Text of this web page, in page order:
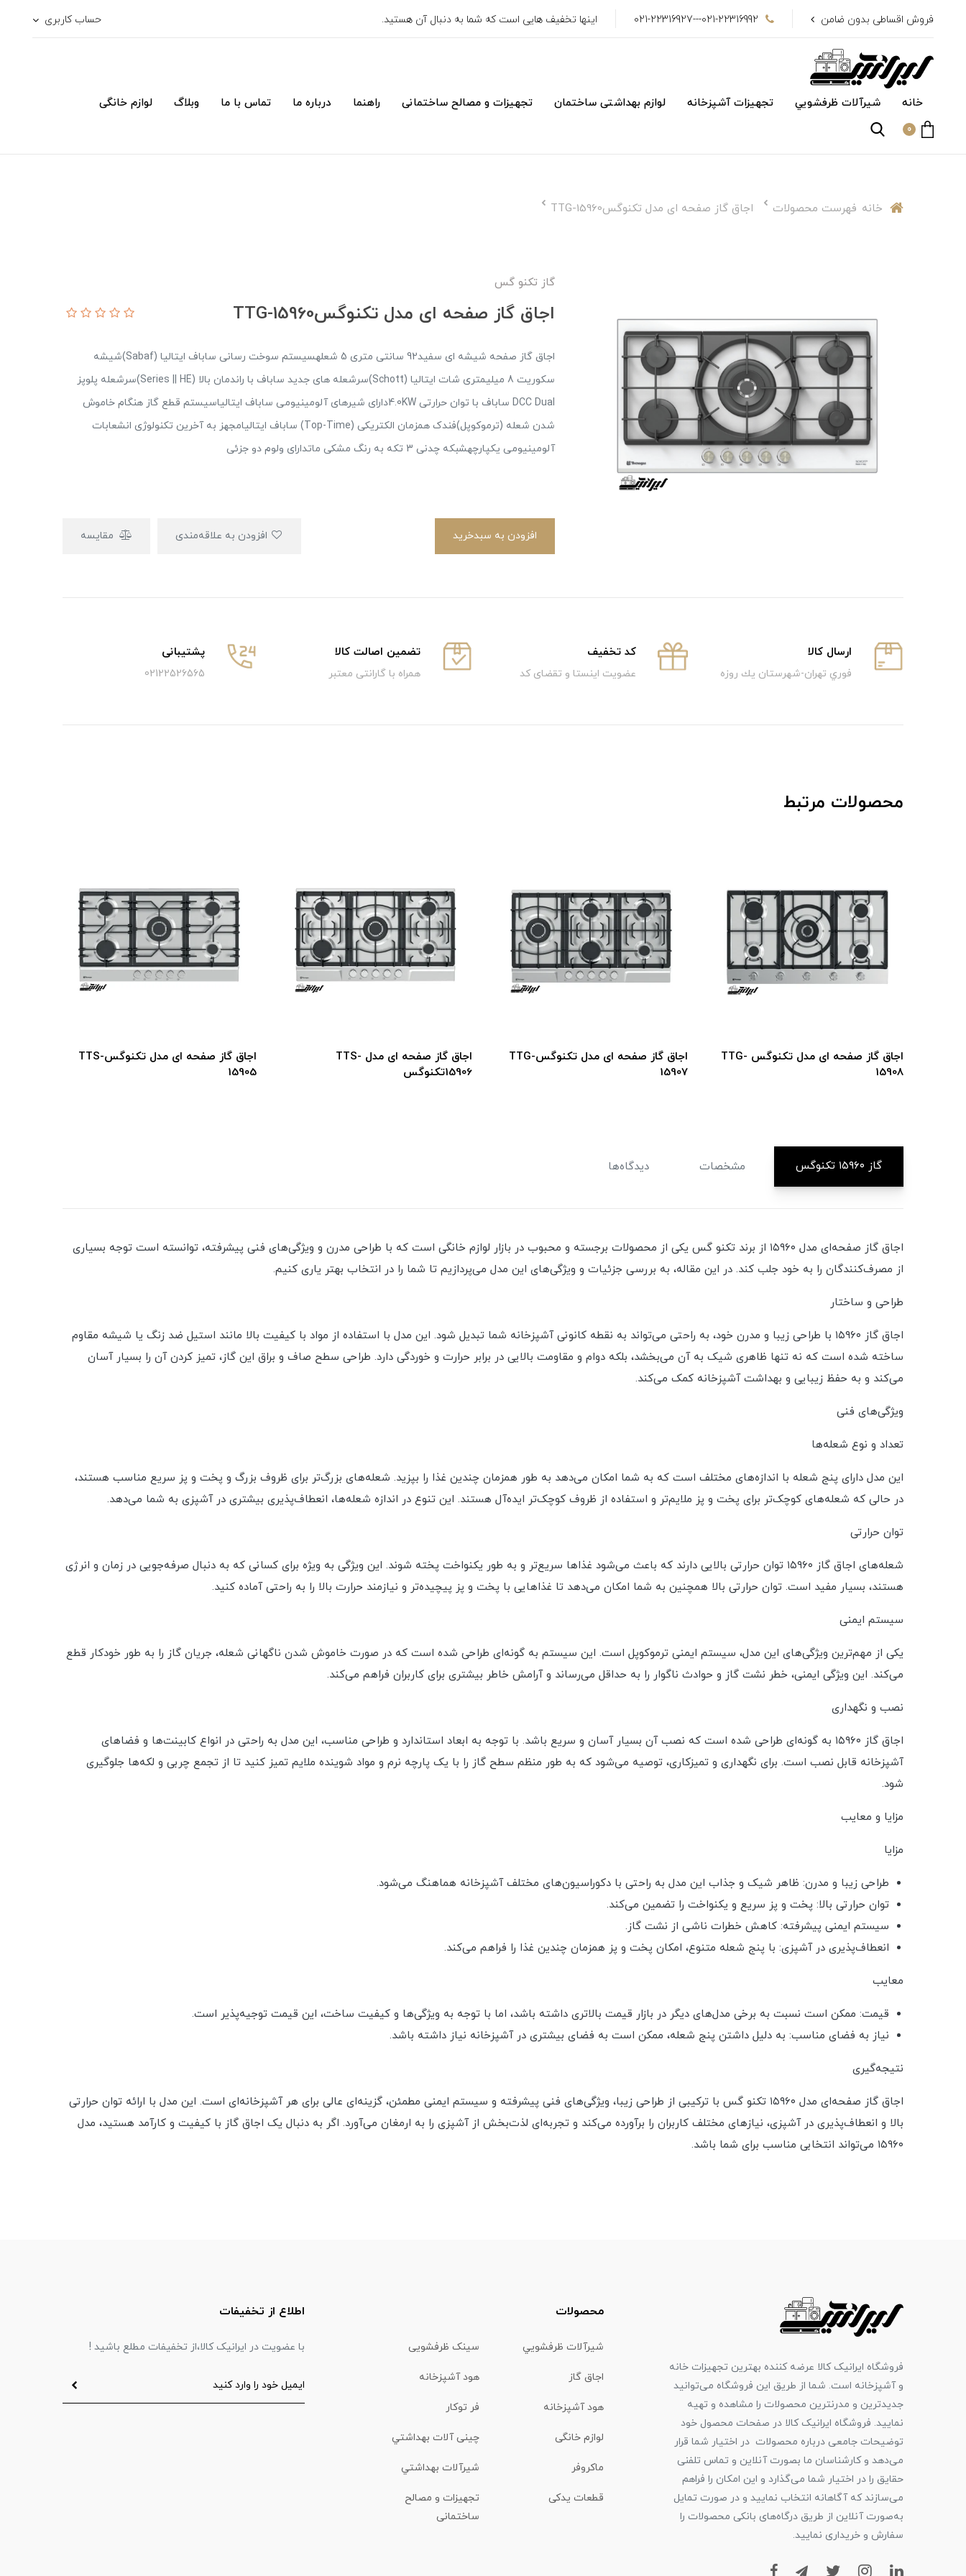
فروش اقساطی بدون ضامن 021-22316992---021-22316927 اینها تخفیف هایی است که شما به دنبال آن هستید. حساب کاربری
خانه شیرآلات ظرفشويي تجهیزات آشپزخانه لوازم بهداشتی ساختمان تجهیزات و مصالح ساختمانی راهنما درباره ما تماس با ما وبلاگ لوازم خانگی
0
خانه فهرست محصولات اجاق گاز صفحه ای مدل تکنوگسTTG-15960
گاز تکنو گس
اجاق گاز صفحه ای مدل تکنوگسTTG-15960
اجاق گاز صفحه شیشه ای سفید92 سانتی متری 5 شعلهسیستم سوخت رسانی ساباف ایتالیا (Sabaf)شیشه
سکوریت 8 میلیمتری شات ایتالیا (Schott)سرشعله های جدید ساباف با راندمان بالا (Series || HE)سرشعله پلوپز
DCC Dual ساباف با توان حرارتی 4.0KWدارای شیرهای آلومینیومی ساباف ایتالیاسیستم قطع گاز هنگام خاموش
شدن شعله (ترموکوپل)فندک همزمان الکتریکی (Top-Time) ساباف ایتالیامجهز به آخرین تکنولوژی انشعابات
آلومینیومی یکپارچهشبکه چدنی 3 تکه به رنگ مشکی ماتدارای ولوم دو جزئی
افزودن به سبدخرید مقایسه
ارسال كالا
فوري تهران-شهرستان يك روزه
كد تخفيف
عضویت اینستا و تقضای کد
تضمین اصالت کالا
همراه با گارانتی معتبر
پشتیبانی
02122526565
محصولات مرتبط
اجاق گاز صفحه ای مدل تکنوگس TTG-
15908
اجاق گاز صفحه ای مدل تکنوگسTTG-
15907
اجاق گاز صفحه ای مدل TTS-
15906تکنوگس
اجاق گاز صفحه ای مدل تکنوگسTTS-
15905
گاز ۱۵۹۶۰ تکنوگس مشخصات دیدگاه‌ها
اجاق گاز صفحه‌ای مدل ۱۵۹۶۰ از برند تکنو گس یکی از محصولات برجسته و محبوب در بازار لوازم خانگی است که با طراحی مدرن و ویژگی‌های فنی پیشرفته، توانسته است توجه بسیاری
از مصرف‌کنندگان را به خود جلب کند. در این مقاله، به بررسی جزئیات و ویژگی‌های این مدل می‌پردازیم تا شما را در انتخاب بهتر یاری کنیم.
طراحی و ساختار
اجاق گاز ۱۵۹۶۰ با طراحی زیبا و مدرن خود، به راحتی می‌تواند به نقطه کانونی آشپزخانه شما تبدیل شود. این مدل با استفاده از مواد با کیفیت بالا مانند استیل ضد زنگ یا شیشه مقاوم
ساخته شده است که نه تنها ظاهری شیک به آن می‌بخشد، بلکه دوام و مقاومت بالایی در برابر حرارت و خوردگی دارد. طراحی سطح صاف و براق این گاز، تمیز کردن آن را بسیار آسان
می‌کند و به حفظ زیبایی و بهداشت آشپزخانه کمک می‌کند.
ویژگی‌های فنی
تعداد و نوع شعله‌ها
این مدل دارای پنج شعله با اندازه‌های مختلف است که به شما امکان می‌دهد به طور همزمان چندین غذا را بپزید. شعله‌های بزرگ‌تر برای ظروف بزرگ و پخت و پز سریع مناسب هستند،
در حالی که شعله‌های کوچک‌تر برای پخت و پز ملایم‌تر و استفاده از ظروف کوچک‌تر ایده‌آل هستند. این تنوع در اندازه شعله‌ها، انعطاف‌پذیری بیشتری در آشپزی به شما می‌دهد.
توان حرارتی
شعله‌های اجاق گاز ۱۵۹۶۰ توان حرارتی بالایی دارند که باعث می‌شود غذاها سریع‌تر و به طور یکنواخت پخته شوند. این ویژگی به ویژه برای کسانی که به دنبال صرفه‌جویی در زمان و انرژی
هستند، بسیار مفید است. توان حرارتی بالا همچنین به شما امکان می‌دهد تا غذاهایی با پخت و پز پیچیده‌تر و نیازمند حرارت بالا را به راحتی آماده کنید.
سیستم ایمنی
یکی از مهم‌ترین ویژگی‌های این مدل، سیستم ایمنی ترموکوپل است. این سیستم به گونه‌ای طراحی شده است که در صورت خاموش شدن ناگهانی شعله، جریان گاز را به طور خودکار قطع
می‌کند. این ویژگی ایمنی، خطر نشت گاز و حوادث ناگوار را به حداقل می‌رساند و آرامش خاطر بیشتری برای کاربران فراهم می‌کند.
نصب و نگهداری
اجاق گاز ۱۵۹۶۰ به گونه‌ای طراحی شده است که نصب آن بسیار آسان و سریع باشد. با توجه به ابعاد استاندارد و طراحی مناسب، این مدل به راحتی در انواع کابینت‌ها و فضاهای
آشپزخانه قابل نصب است. برای نگهداری و تمیزکاری، توصیه می‌شود که به طور منظم سطح گاز را با یک پارچه نرم و مواد شوینده ملایم تمیز کنید تا از تجمع چربی و لکه‌ها جلوگیری
شود.
مزایا و معایب
مزایا
طراحی زیبا و مدرن: ظاهر شیک و جذاب این مدل به راحتی با دکوراسیون‌های مختلف آشپزخانه هماهنگ می‌شود.
توان حرارتی بالا: پخت و پز سریع و یکنواخت را تضمین می‌کند.
سیستم ایمنی پیشرفته: کاهش خطرات ناشی از نشت گاز.
انعطاف‌پذیری در آشپزی: با پنج شعله متنوع، امکان پخت و پز همزمان چندین غذا را فراهم می‌کند.
معایب
قیمت: ممکن است نسبت به برخی مدل‌های دیگر در بازار قیمت بالاتری داشته باشد، اما با توجه به ویژگی‌ها و کیفیت ساخت، این قیمت توجیه‌پذیر است.
نیاز به فضای مناسب: به دلیل داشتن پنج شعله، ممکن است به فضای بیشتری در آشپزخانه نیاز داشته باشد.
نتیجه‌گیری
اجاق گاز صفحه‌ای مدل ۱۵۹۶۰ تکنو گس با ترکیبی از طراحی زیبا، ویژگی‌های فنی پیشرفته و سیستم ایمنی مطمئن، گزینه‌ای عالی برای هر آشپزخانه‌ای است. این مدل با ارائه توان حرارتی
بالا و انعطاف‌پذیری در آشپزی، نیازهای مختلف کاربران را برآورده می‌کند و تجربه‌ای لذت‌بخش از آشپزی را به ارمغان می‌آورد. اگر به دنبال یک اجاق گاز با کیفیت و کارآمد هستید، مدل
۱۵۹۶۰ می‌تواند انتخابی مناسب برای شما باشد.
فروشگاه ایرانیک کالا عرضه کننده بهترین تجهیزات خانه
و آشپزخانه است. شما از طریق این فروشگاه می‌توانید
جدیدترین و مدرنترین محصولات را مشاهده و تهیه
نمایید. فروشگاه ایرانیک کالا در صفحات محصول خود
توضیحات جامعی درباره محصولات در اختیار شما قرار
می‌دهد و کارشناسان ما بصورت آنلاین و تماس تلفنی
حقایق را در اختیار شما می‌گذارد و این امکان را فراهم
می‌سازند که آگاهانه انتخاب نمایید و در صورت تمایل
به‌صورت آنلاین از طریق درگاه‌های بانکی محصولات را
سفارش و خریداری نمایید.
محصولات
شیرآلات ظرفشويي سینک ظرفشویی
اجاق گاز هود آشپزخانه
هود آشپزخانه فر توکار
لوازم خانگی چینی آلات بهداشتي
ماكروفر شیرآلات بهداشتي
قطعات یدکی
تجهیزات و مصالح
ساختمانی
اطلاع از تخفیفات
با عضویت در ایرانیک کالا،از تخفیفات مطلع باشید !